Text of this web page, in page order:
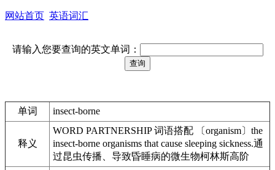
网站首页 英语词汇
请输入您要查询的英文单词：
单词 insect-borne
释义
WORD PARTNERSHIP 词语搭配 〔organism〕the
insect-borne organisms that cause sleeping sickness.通
过昆虫传播、导致昏睡病的微生物柯林斯高阶